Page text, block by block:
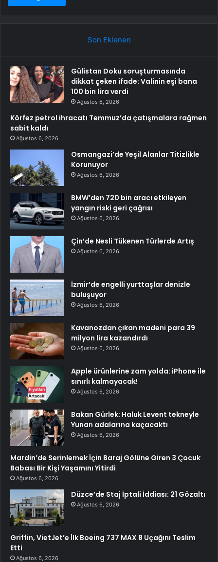
Son Eklenen
Gülistan Doku soruşturmasında
dikkat çeken ifade: Valinin eşi bana
100 bin lira verdi
Ağustos 6, 2026
Körfez petrol ihracatı Temmuz’da çatışmalara rağmen
sabit kaldı
Ağustos 6, 2026
Osmangazi’de Yeşil Alanlar Titizlikle
Korunuyor
Ağustos 6, 2026
BMW’den 720 bin aracı etkileyen
yangın riski geri çağrısı
Ağustos 6, 2026
Çin’de Nesli Tükenen Türlerde Artış
Ağustos 6, 2026
İzmir’de engelli yurttaşlar denizle
buluşuyor
Ağustos 6, 2026
Kavanozdan çıkan madeni para 39
milyon lira kazandırdı
Ağustos 6, 2026
Apple ürünlerine zam yolda: iPhone ile
sınırlı kalmayacak!
Ağustos 6, 2026
Bakan Gürlek: Haluk Levent tekneyle
Yunan adalarına kaçacaktı
Ağustos 6, 2026
Mardin’de Serinlemek İçin Baraj Gölüne Giren 3 Çocuk
Babası Bir Kişi Yaşamını Yitirdi
Ağustos 6, 2026
Düzce’de Staj İptali İddiası: 21 Gözaltı
Ağustos 6, 2026
Griffin, VietJet’e İlk Boeing 737 MAX 8 Uçağını Teslim
Etti
Ağustos 6, 2026